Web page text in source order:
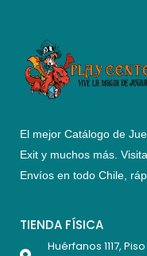
El mejor Catálogo de
Exit y muchos más.
Envíos en todo Chile,
TIENDA FÍSICA
Huérfanos 1117,